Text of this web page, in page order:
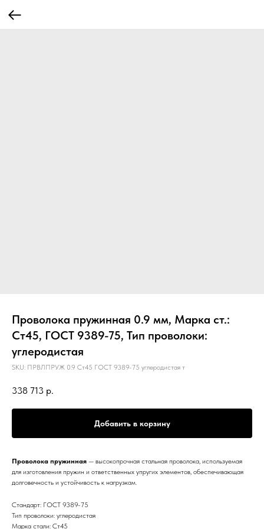
Проволока пружинная 0.9 мм, Марка ст.:
Ст45, ГОСТ 9389-75, Тип проволоки:
углеродистая
SKU: ПРВЛПРУЖ 0.9 Ст45 ГОСТ 9389-75 углеродистая т
338 713 р.
Добавить в корзину
Проволока пружинная — высокопрочная стальная проволока, используемая
для изготовления пружин и ответственных упругих элементов, обеспечивающая
долговечность и устойчивость к нагрузкам.
Стандарт: ГОСТ 9389-75
Тип проволоки: углеродистая
Марка стали: Ст45